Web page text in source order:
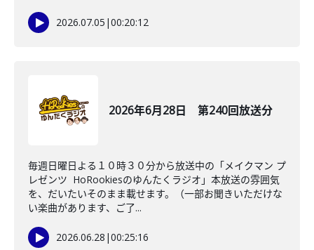
2026.07.05 |00:20:12
2026年6月28日 第240回放送分
毎週日曜日よる１０時３０分から放送中の「メイクマン プ
レゼンツ HoRookiesのゆんたくラジオ」本放送の雰囲気
を、だいたいそのまま載せます。（一部お聞きいただけな
い楽曲があります、ご了...
2026.06.28 |00:25:16